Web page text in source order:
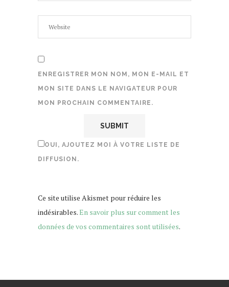
ENREGISTRER MON NOM, MON E-MAIL ET
MON SITE DANS LE NAVIGATEUR POUR
MON PROCHAIN COMMENTAIRE.
OUI, AJOUTEZ MOI À VOTRE LISTE DE
DIFFUSION.
Ce site utilise Akismet pour réduire les
indésirables.En savoir plus sur comment les
données de vos commentaires sont utilisées.